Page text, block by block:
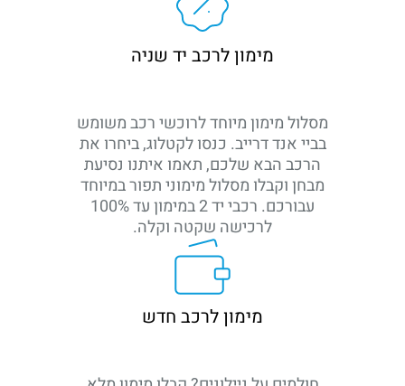
מימון לרכב יד שניה
מסלול מימון מיוחד לרוכשי רכב משומש
בביי אנד דרייב. כנסו לקטלוג, ביחרו את
הרכב הבא שלכם, תאמו איתנו נסיעת
מבחן וקבלו מסלול מימוני תפור במיוחד
עבורכם. רכבי יד 2 במימון עד 100%
לרכישה שקטה וקלה.
מימון לרכב חדש